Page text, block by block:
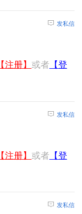
发私信
【注册】 或者 【登
发私信
【注册】 或者 【登
发私信